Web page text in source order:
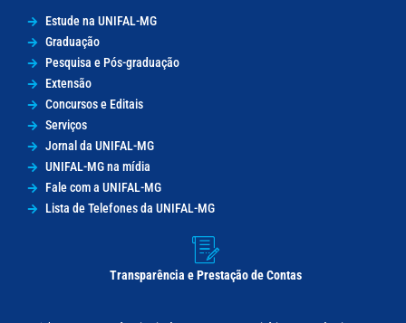
Estude na UNIFAL-MG
Graduação
Pesquisa e Pós-graduação
Extensão
Concursos e Editais
Serviços
Jornal da UNIFAL-MG
UNIFAL-MG na mídia
Fale com a UNIFAL-MG
Lista de Telefones da UNIFAL-MG
Transparência e Prestação de Contas